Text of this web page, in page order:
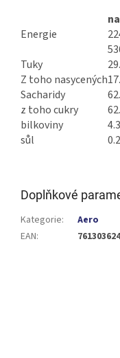
Energie
Tuky
Z toho nasycených
Sacharidy
z toho cukry
bilkoviny
sůl
Doplňkové
Kategorie:
Aero
EAN: